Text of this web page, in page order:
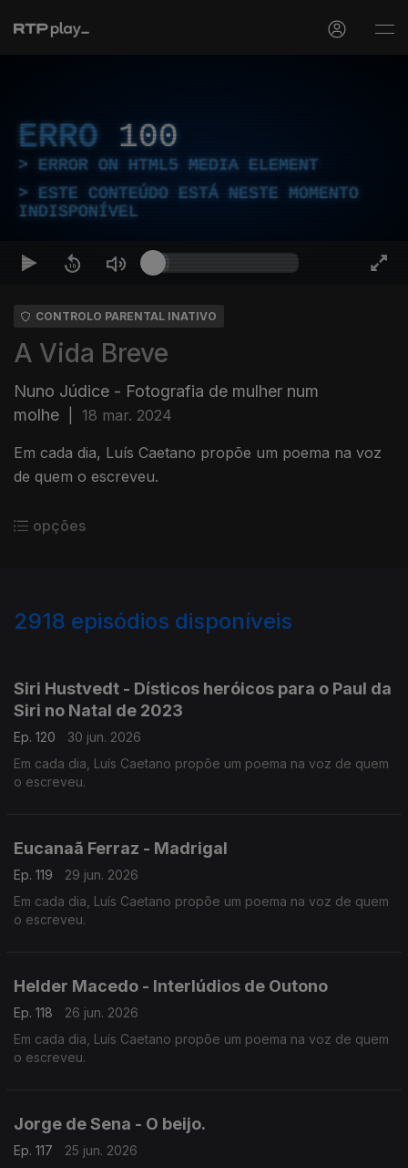
ERRO 100
ERROR ON HTML5 MEDIA ELEMENT
ESTE CONTEÚDO ESTÁ NESTE MOMENTO
INDISPONÍVEL
CONTROLO PARENTAL INATIVO
A Vida Breve
Nuno Júdice - Fotografia de mulher num
molhe
18 mar. 2024
Em cada dia, Luís Caetano propõe um poema na voz
de quem o escreveu.
opções
2918 episódios disponíveis
Siri Hustvedt - Dísticos heróicos para o Paul da
Siri no Natal de 2023
Ep. 120
30 jun. 2026
Em cada dia, Luís Caetano propõe um poema na voz de quem
o escreveu.
Eucanaã Ferraz - Madrigal
Ep. 119
29 jun. 2026
Em cada dia, Luís Caetano propõe um poema na voz de quem
o escreveu.
Helder Macedo - Interlúdios de Outono
Ep. 118
26 jun. 2026
Em cada dia, Luís Caetano propõe um poema na voz de quem
o escreveu.
Jorge de Sena - O beijo.
Ep. 117
25 jun. 2026